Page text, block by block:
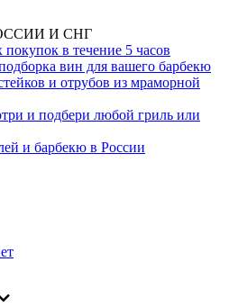
И СНГ
в течение 5 часов
вин для вашего барбекю
и отрубов из мраморной
и подбери любой гриль или
и барбекю в России